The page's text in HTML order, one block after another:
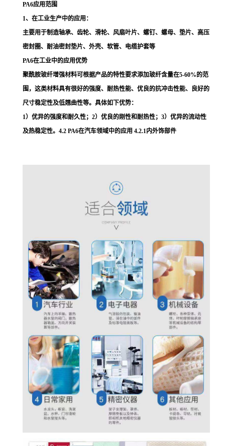
PA6应用范围
1、在工业生产中的应用：
主要用于制造轴承、齿轮、滑轮、风扇叶片、螺钉、螺母、垫片、高压
密封圈、耐油密封垫片、外壳、软管、电缆护套等
PA6在工业中的应用优势
聚酰胺玻纤增强材料可根据产品的特性要求添加玻纤含量在5-60%的范
围，这类材料具有很好的强度、耐热性能、优良的抗冲击性能、良好的
尺寸稳定性及低翘曲性等。具体如下优势：
1）优异的强度和耐久性；2）优良的刚性和耐热性；3）优异的流动性
及热稳定性。4.2 PA6在汽车领域中的应用 4.2.1内外饰部件